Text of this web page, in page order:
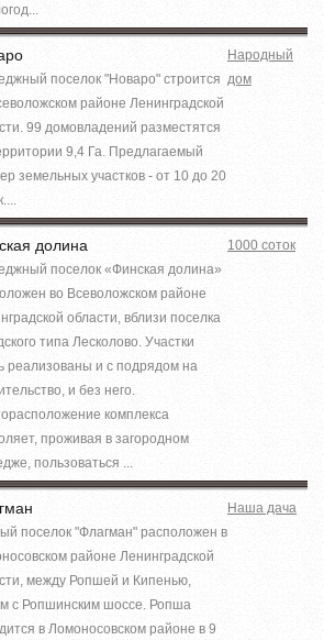
поселок "Новаро" строится
районе Ленинградской
99 домовладений разместятся
9,4 Га. Предлагаемый
земельных участков - от 10 до 20
Народный
дом
долина
поселок «Финская долина»
во Всеволожском районе
области, вблизи поселка
типа Лесколово. Участки
реализованы и с подрядом на
и без него.
комплекса
проживая в загородном
пользоваться ...
1000 соток
поселок "Флагман" расположен в
районе Ленинградской
между Ропшей и Кипенью,
с Ропшинским шоссе. Ропша
в Ломоносовском районе в 9
Наша дача